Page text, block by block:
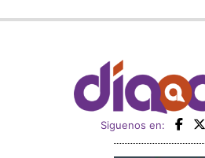
Siguenos en: